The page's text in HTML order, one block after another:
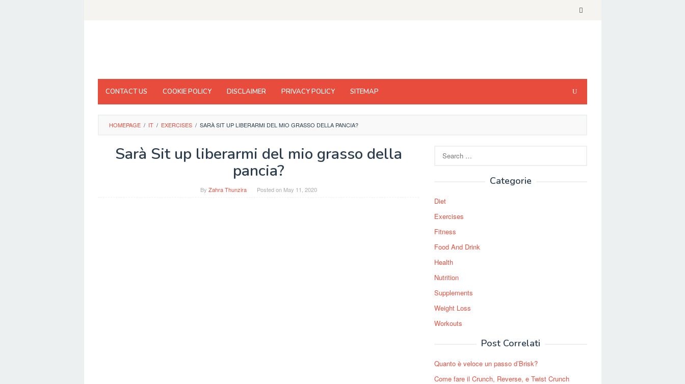
CONTACT US COOKIE POLICY DISCLAIMER PRIVACY POLICY SITEMAP
HOMEPAGE / IT / EXERCISES / SARÀ SIT UP LIBERARMI DEL MIO GRASSO DELLA PANCIA?
Sarà Sit up liberarmi del mio grasso della
pancia?
By Zahra Thunzira Posted on May 11, 2020
for:
Categorie
Diet
Exercises
Fitness
Food And Drink
Health
Nutrition
Supplements
Weight Loss
Workouts
Post Correlati
Quanto è veloce un passo d’Brisk?
Come fare il Crunch, Reverse, e Twist Crunch